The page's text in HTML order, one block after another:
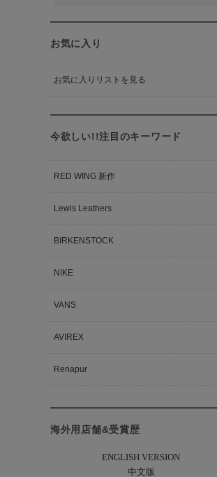
お気に入り
お気に入りリストを見る
今欲しい!!注目のキーワード
RED WING 新作
Lewis Leathers
BIRKENSTOCK
NIKE
VANS
AVIREX
Renapur
海外用店舗&受賞歴
ENGLISH VERSION
中文版